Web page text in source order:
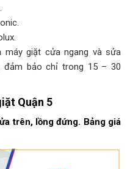
máy giặt cửa ngang và sửa
đảm bảo chỉ trong 15 – 30
Quận 5
trên, lồng đứng. Bảng giá